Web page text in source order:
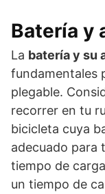
Batería y
La batería y su
fundamentales
plegable.
recorrer en tu
bicicleta cuya
adecuado para
tiempo de
un tiempo de